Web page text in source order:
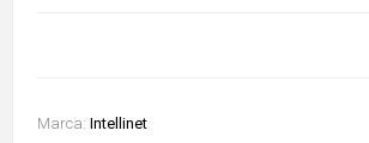
Marca: Intellinet